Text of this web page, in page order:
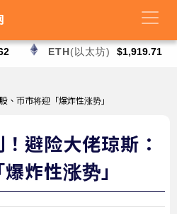
ETH(以太坊) $1,919.71
、币市将迎「爆炸性涨势」
避险大佬琼斯：
炸性涨势」